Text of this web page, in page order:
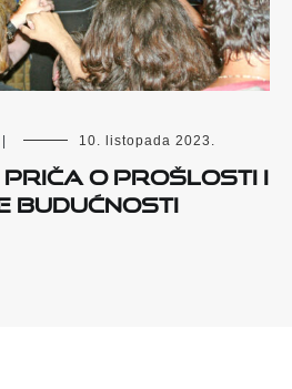
10. listopada 2023.
priča o prošlosti i
budućnosti